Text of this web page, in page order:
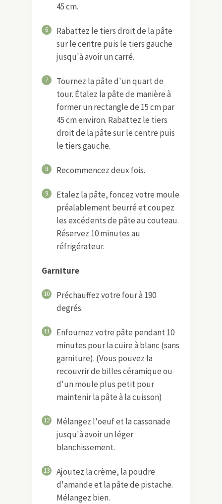
45 cm.
6
Rabattez le tiers droit de la pâte
sur le centre puis le tiers gauche
jusqu'à avoir un carré.
7
Tournez la pâte d'un quart de
tour. Étalez la pâte de manière à
former un rectangle de 15 cm par
45 cm environ. Rabattez le tiers
droit de la pâte sur le centre puis
le tiers gauche.
8 Recommencez deux fois.
9
Etalez la pâte, foncez votre moule
préalablement beurré et coupez
les excédents de pâte au couteau.
Réservez 10 minutes au
réfrigérateur.
Garniture
10
Préchauffez votre four à 190
degrés.
11
Enfournez votre pâte pendant 10
minutes pour la cuire à blanc (sans
garniture). (Vous pouvez la
recouvrir de billes céramique ou
d'un moule plus petit pour
maintenir la pâte à la cuisson)
12
Mélangez l'oeuf et la cassonade
jusqu'à avoir un léger
blanchissement.
13
Ajoutez la crème, la poudre
d'amande et la pâte de pistache.
Mélangez bien.